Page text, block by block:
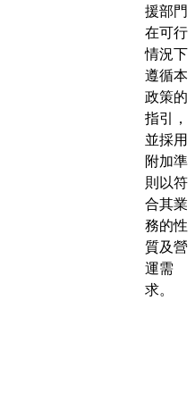
援部門
在可行
情況下
遵循本
政策的
指引，
並採用
附加準
則以符
合其業
務的性
質及營
運需
求。